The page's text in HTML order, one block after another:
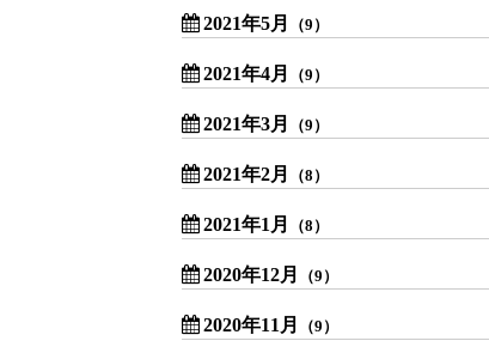
2021年5月 （9）
2021年4月 （9）
2021年3月 （9）
2021年2月 （8）
2021年1月 （8）
2020年12月 （9）
2020年11月 （9）